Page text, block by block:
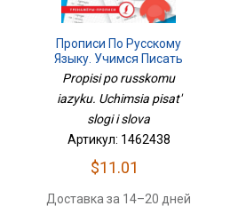
Прописи По Русскому
Языку. Учимся Писать
Слоги И Слова
Propisi po russkomu
iazyku. Uchimsia pisat'
slogi i slova
Артикул: 1462438
$11.01
Доставка за 14–20 дней